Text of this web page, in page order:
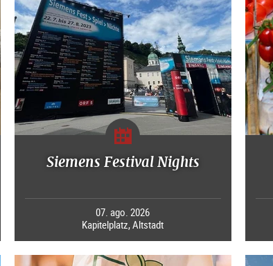
Siemens Festival Nights
07. ago. 2026
Kapitelplatz, Altstadt